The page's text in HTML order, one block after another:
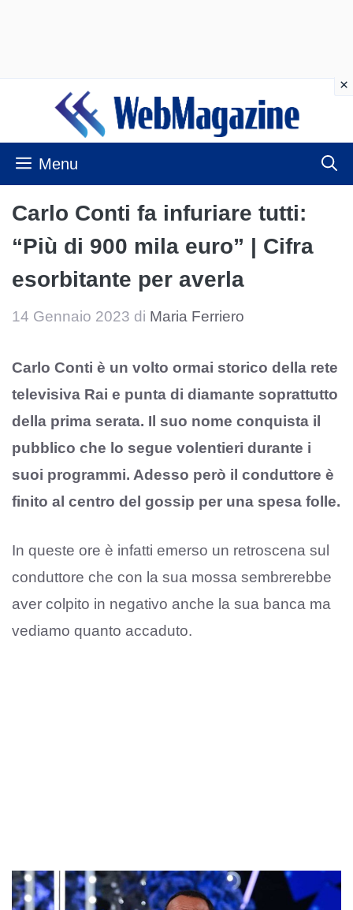
contenuto
Menu
Carlo Conti fa infuriare tutti:
“Più di 900 mila euro” | Cifra
esorbitante per averla
14 Gennaio 2023 di Maria Ferriero
Carlo Conti è un volto ormai storico della rete
televisiva Rai e punta di diamante soprattutto
della prima serata. Il suo nome conquista il
pubblico che lo segue volentieri durante i
suoi programmi. Adesso però il conduttore è
finito al centro del gossip per una spesa folle.
In queste ore è infatti emerso un retroscena sul
conduttore che con la sua mossa sembrerebbe
aver colpito in negativo anche la sua banca ma
vediamo quanto accaduto.